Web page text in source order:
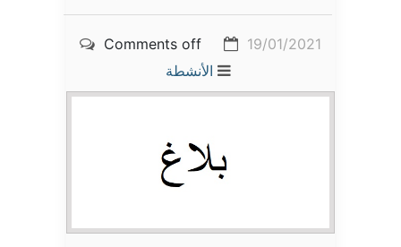
19/01/2021
Comments off
الأنشطة